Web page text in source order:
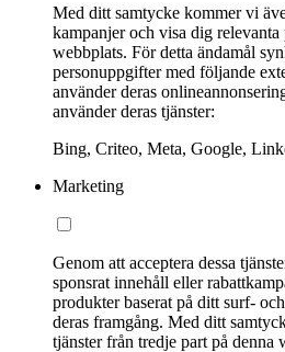
Med ditt samtycke kommer vi
kampanjer och visa dig
webbplats. För detta ändamål
personuppgifter med följande
använder deras
använder deras tjänster:
Bing, Criteo, Meta, Google,
Marketing
Genom att acceptera dessa
sponsrat innehåll eller
produkter baserat på ditt surf-
deras framgång. Med ditt
tjänster från tredje part på denna